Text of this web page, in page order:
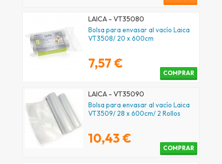
LAICA - VT35080
Bolsa para envasar al vacío Laica
VT3508/ 20 x 600cm
7,57 €
COMPRAR
LAICA - VT35090
Bolsa para envasar al vacío Laica
VT3509/ 28 x 600cm/ 2 Rollos
10,43 €
COMPRAR